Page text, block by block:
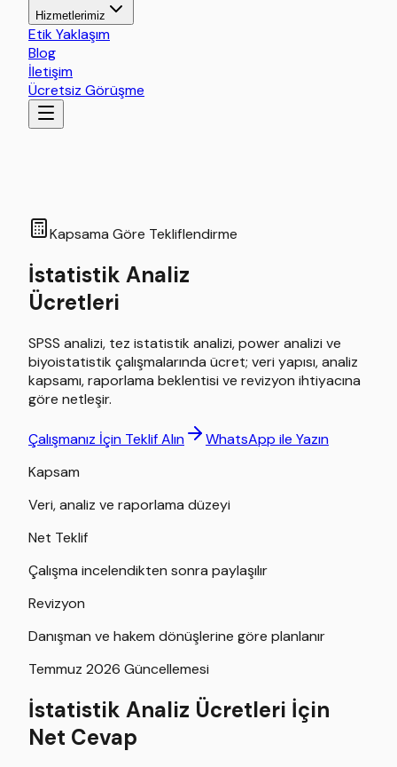
Hizmetlerimiz
Etik Yaklaşım
Blog
İletişim
Ücretsiz Görüşme
Kapsama Göre Tekliflendirme
İstatistik Analiz
Ücretleri
SPSS analizi, tez istatistik analizi, power analizi ve
biyoistatistik çalışmalarında ücret; veri yapısı, analiz
kapsamı, raporlama beklentisi ve revizyon ihtiyacına
göre netleşir.
Çalışmanız İçin Teklif Alın
WhatsApp ile Yazın
Kapsam
Veri, analiz ve raporlama düzeyi
Net Teklif
Çalışma incelendikten sonra paylaşılır
Revizyon
Danışman ve hakem dönüşlerine göre planlanır
Temmuz 2026 Güncellemesi
İstatistik Analiz Ücretleri İçin
Net Cevap